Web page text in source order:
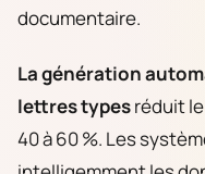
documentaire.
La génération
lettres typesréduit
40 à 60 %. Les